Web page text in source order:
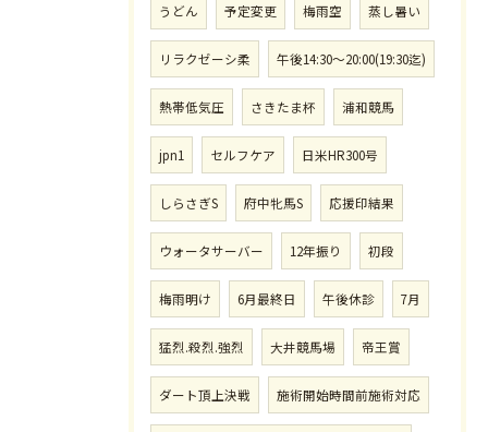
うどん 予定変更 梅雨空 蒸し暑い
リラクゼーシ柔 午後14:30〜20:00(19:30迄)
熱帯低気圧 さきたま杯 浦和競馬
jpn1 セルフケア 日米HR300号
しらさぎS 府中牝馬S 応援印結果
ウォータサーバー 12年振り 初段
梅雨明け 6月最終日 午後休診 7月
猛烈.殺烈.強烈 大井競馬場 帝王賞
ダート頂上決戦 施術開始時間前施術対応